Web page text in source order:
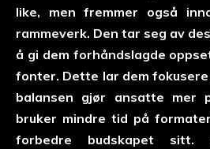
like, men fremmer også
rammeverk. Den tar seg av
å gi dem forhåndslagde
fonter. Dette lar dem
balansen gjør ansatte mer
bruker mindre tid på
forbedre budskapet sitt.